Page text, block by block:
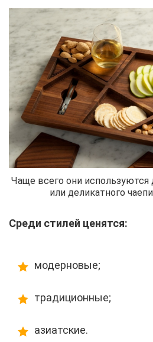
Чаще всего они используются
или деликатного
Среди стилей ценятся:
модерновые;
традиционные;
азиатские.